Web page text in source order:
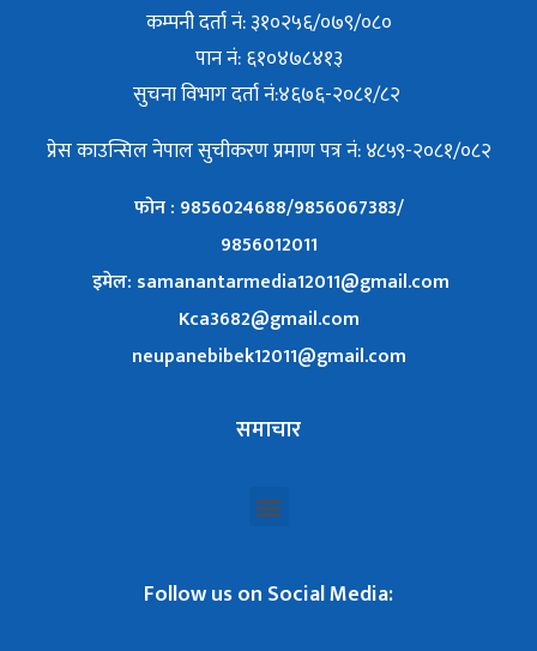
कम्पनी दर्ता नं: ३१०२५६/०७९/०८०
पान नं: ६१०४७८४१३
सुचना विभाग दर्ता नं:४६७६-२०८१/८२
प्रेस काउन्सिल नेपाल सुचीकरण प्रमाण पत्र नं: ४८५९-२०८१/०८२
फोन : 9856024688/9856067383/
9856012011
इमेल: samanantarmedia12011@gmail.com
Kca3682@gmail.com
neupanebibek12011@gmail.com
समाचार
Follow us on Social Media: